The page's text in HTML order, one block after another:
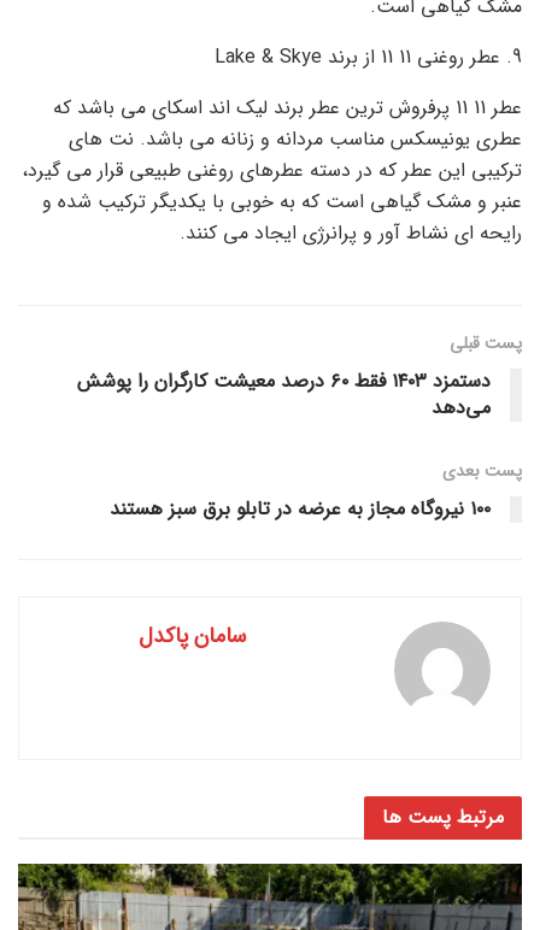
مشک گیاهی است.
9. عطر روغنی 11 11 از برند Lake & Skye
عطر 11 11 پرفروش ترین عطر برند لیک اند اسکای می باشد که
عطری یونیسکس مناسب مردانه و زنانه می باشد. نت های
ترکیبی این عطر که در دسته عطرهای روغنی طبیعی قرار می گیرد،
عنبر و مشک گیاهی است که به خوبی با یکدیگر ترکیب شده و
رایحه ای نشاط آور و پرانرژی ایجاد می کنند.
پست قبلی
دستمزد ۱۴۰۳ فقط ۶۰ درصد معیشت کارگران را پوشش
می‌دهد
پست‌ بعدی
۱۰۰ نیروگاه مجاز به عرضه در تابلو برق سبز هستند
سامان پاکدل
مرتبط پست ها